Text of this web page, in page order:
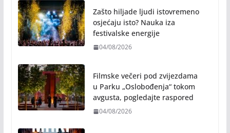
Zašto hiljade ljudi istovremeno
osjećaju isto? Nauka iza
festivalske energije
04/08/2026
Filmske večeri pod zvijezdama
u Parku „Oslobođenja“ tokom
avgusta, pogledajte raspored
04/08/2026